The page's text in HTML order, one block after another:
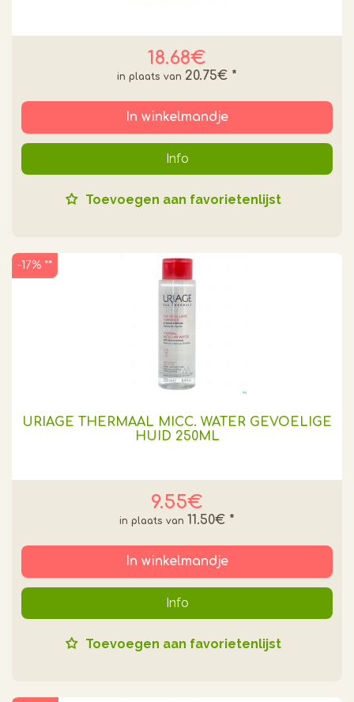
18.68€
20.75€ *
In winkelmandje
Info
Toevoegen aan favorietenlijst
URIAGE THERMAAL MICC. WATER GEVOELIGE
HUID 250ML
9.55€
11.50€ *
-17% **
In winkelmandje
Info
Toevoegen aan favorietenlijst